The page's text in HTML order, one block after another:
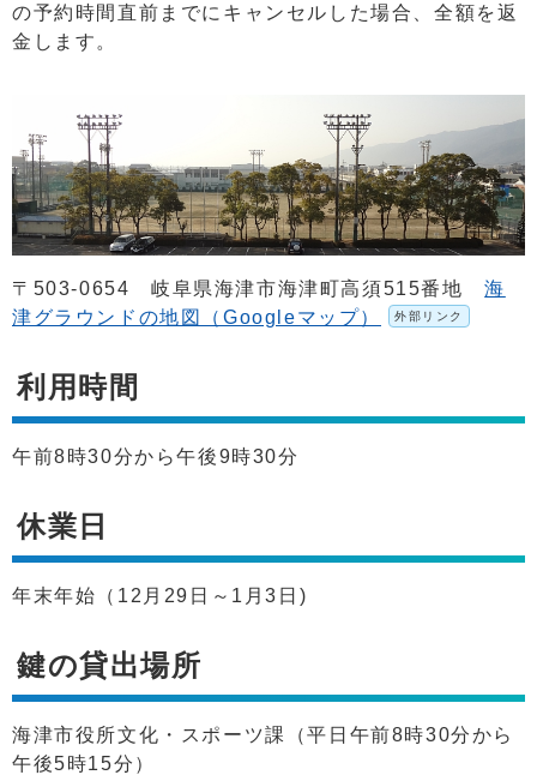
の予約時間直前までにキャンセルした場合、全額を返
金します。
〒503-0654 岐阜県海津市海津町高須515番地海
津グラウンドの地図（Googleマップ）
外部リンク
利用時間
午前8時30分から午後9時30分
休業日
年末年始（12月29日～1月3日)
鍵の貸出場所
海津市役所文化・スポーツ課（平日午前8時30分から
午後5時15分）